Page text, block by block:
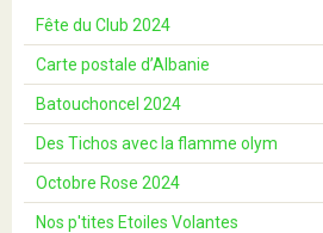
Fête du Club 2024
Carte postale d’Albanie
Batouchoncel 2024
Des Tichos avec la flamme olym
Octobre Rose 2024
Nos p'tites Etoiles Volantes